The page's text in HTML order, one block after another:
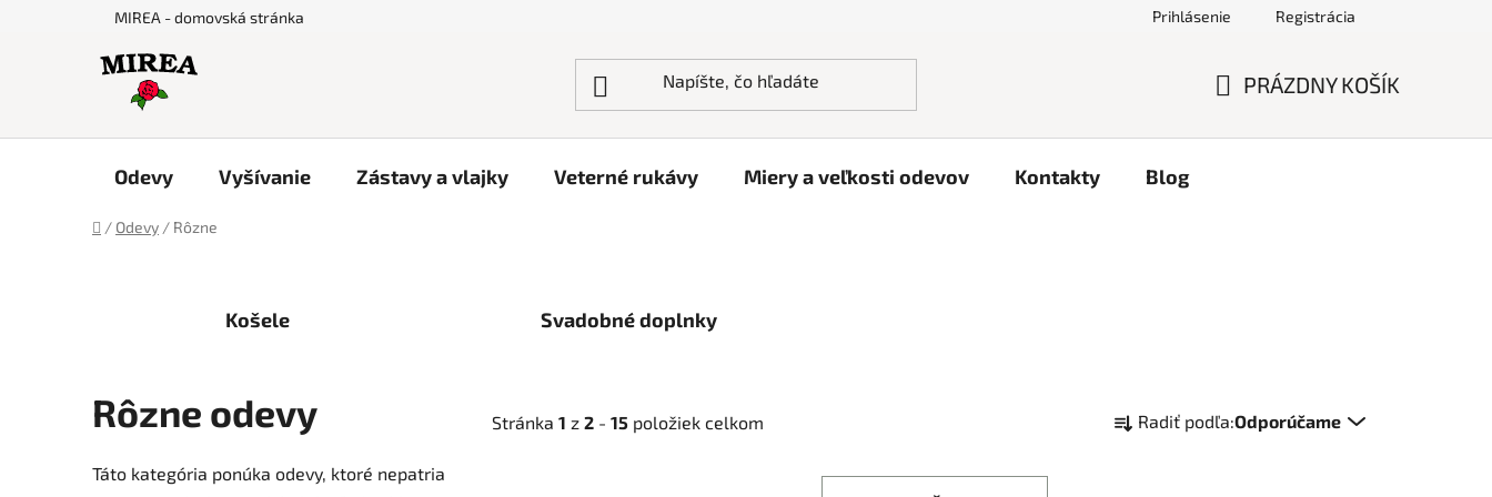
MIREA - domovská stránka Prihlásenie Registrácia
PRÁZDNY KOŠÍK
Odevy Vyšívanie Zástavy a vlajky Veterné rukávy Miery a veľkosti odevov Kontakty Blog
Domov
/ Odevy / Rôzne
Košele Svadobné doplnky
Rôzne odevy
Táto kategória ponúka odevy, ktoré nepatria
Stránka 1 z 2 - 15 položiek celkom
a Radiť podľa:Odporúčame